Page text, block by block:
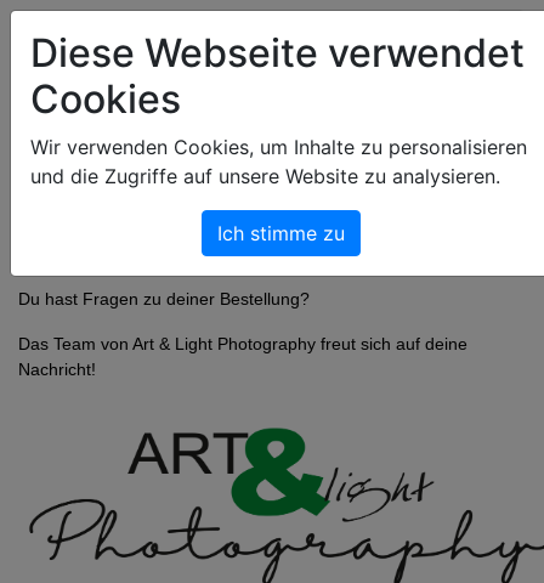
Art & Light Bildershop
Du hast Fragen zu deiner Bestellung?
Das Team von Art & Light Photography freut sich auf deine
Nachricht!
Diese Webseite verwendet
Cookies
Wir verwenden Cookies, um Inhalte zu personalisieren
und die Zugriffe auf unsere Website zu analysieren.
Ich stimme zu